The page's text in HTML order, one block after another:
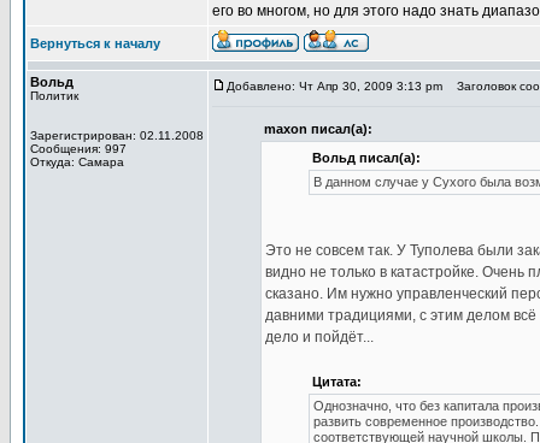
его во многом, но для этого надо знать
Вернуться к началу
Вольд
Политик
Зарегистрирован: 02.11.2008
Сообщения: 997
Откуда: Самара
Добавлено: Чт Апр 30, 2009 3:13 pm Заголовок
maxon писал(а):
Вольд писал(а):
В данном случае у Сухого была
Это не совсем так. У Туполева были
видно не только в катастройке. Очень
сказано. Им нужно управленческий
давними традициями, с этим делом
дело и пойдёт...
Цитата:
Однозначно, что без капитала
развить современное
соответствующей научной школы.